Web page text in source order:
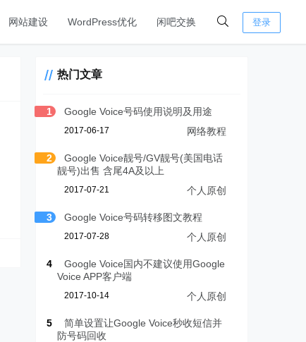
网站建设 WordPress优化 闲吧交换 登录
热门文章
1 Google Voice号码使用说明及用途
2017-06-17 网络教程
2
Google Voice靓号/GV靓号(美国电话
靓号)出售 含尾4A及以上
2017-07-21 个人原创
3 Google Voice号码转移图文教程
2017-07-28 个人原创
4
Google Voice国内不建议使用Google
Voice APP客户端
2017-10-14 个人原创
5
简单设置让Google Voice秒收短信并
防号码回收